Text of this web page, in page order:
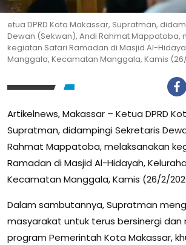
etua DPRD Kota Makassar, Supratman,
Dewan (Sekwan), Andi Rahmat Mappatoba,
kegiatan Safari Ramadan di Masjid Al-
Manggala, Kecamatan Manggala, Kamis
Artikelnews, Makassar – Ketua DPRD
Supratman, didampingi Sekretaris
Rahmat Mappatoba, melaksanakan
Ramadan di Masjid Al-Hidayah,
Kecamatan Manggala, Kamis (26/2/
Dalam sambutannya, Supratman
masyarakat untuk terus bersinergi dan
program Pemerintah Kota Makassar,